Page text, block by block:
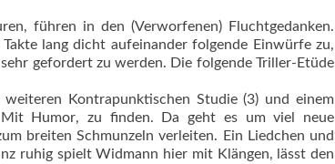
führen in den (Verworfenen) Fluchtgedanken.
Takte lang dicht aufeinander folgende Einwürfe zu,
gefordert zu werden. Die folgende Triller-Etüde
Kontrapunktischen Studie (3) und einem
Humor, zu finden. Da geht es um viel neue
breiten Schmunzeln verleiten. Ein Liedchen und
ruhig spielt Widmann hier mit Klängen, lässt den